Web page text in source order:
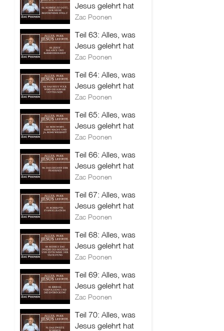
Jesus gelehrt hat
Zac Poonen
Teil 63: Alles, was
Jesus gelehrt hat
Zac Poonen
Teil 64: Alles, was
Jesus gelehrt hat
Zac Poonen
Teil 65: Alles, was
Jesus gelehrt hat
Zac Poonen
Teil 66: Alles, was
Jesus gelehrt hat
Zac Poonen
Teil 67: Alles, was
Jesus gelehrt hat
Zac Poonen
Teil 68: Alles, was
Jesus gelehrt hat
Zac Poonen
Teil 69: Alles, was
Jesus gelehrt hat
Zac Poonen
Teil 70: Alles, was
Jesus gelehrt hat